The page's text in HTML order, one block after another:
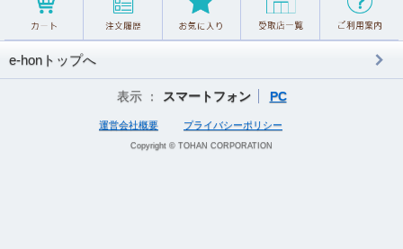
e-honトップへ
表示 ： スマートフォン PC
運営会社概要 プライバシーポリシー
Copyright © TOHAN CORPORATION